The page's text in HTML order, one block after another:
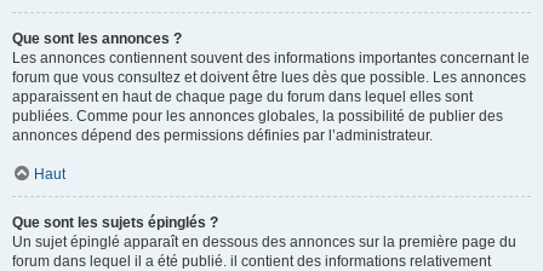
Que sont les annonces ?
Les annonces contiennent souvent des informations importantes concernant le
forum que vous consultez et doivent être lues dès que possible. Les annonces
apparaissent en haut de chaque page du forum dans lequel elles sont
publiées. Comme pour les annonces globales, la possibilité de publier des
annonces dépend des permissions définies par l’administrateur.
Haut
Que sont les sujets épinglés ?
Un sujet épinglé apparaît en dessous des annonces sur la première page du
forum dans lequel il a été publié. il contient des informations relativement